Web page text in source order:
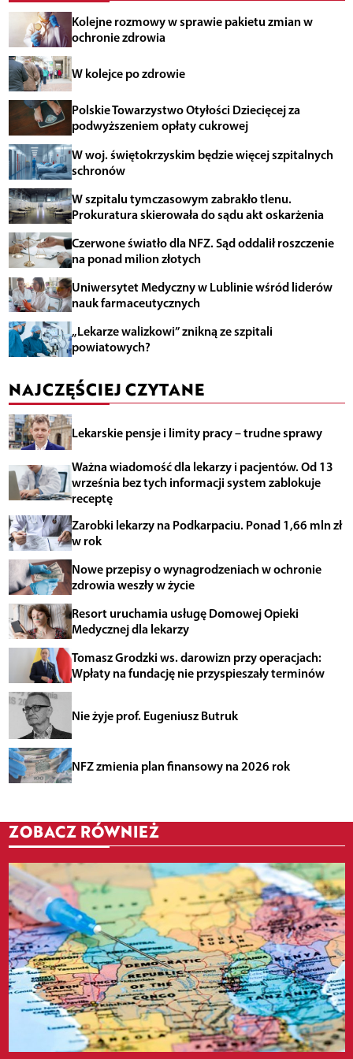
Kolejne rozmowy w sprawie pakietu zmian w
ochronie zdrowia
W kolejce po zdrowie
Polskie Towarzystwo Otyłości Dziecięcej za
podwyższeniem opłaty cukrowej
W woj. świętokrzyskim będzie więcej szpitalnych
schronów
W szpitalu tymczasowym zabrakło tlenu.
Prokuratura skierowała do sądu akt oskarżenia
Czerwone światło dla NFZ. Sąd oddalił roszczenie
na ponad milion złotych
Uniwersytet Medyczny w Lublinie wśród liderów
nauk farmaceutycznych
„Lekarze walizkowi” znikną ze szpitali
powiatowych?
NAJCZĘŚCIEJ CZYTANE
Lekarskie pensje i limity pracy – trudne sprawy
Ważna wiadomość dla lekarzy i pacjentów. Od 13
września bez tych informacji system zablokuje
receptę
Zarobki lekarzy na Podkarpaciu. Ponad 1,66 mln zł
w rok
Nowe przepisy o wynagrodzeniach w ochronie
zdrowia weszły w życie
Resort uruchamia usługę Domowej Opieki
Medycznej dla lekarzy
Tomasz Grodzki ws. darowizn przy operacjach:
Wpłaty na fundację nie przyspieszały terminów
Nie żyje prof. Eugeniusz Butruk
NFZ zmienia plan finansowy na 2026 rok
ZOBACZ RÓWNIEŻ